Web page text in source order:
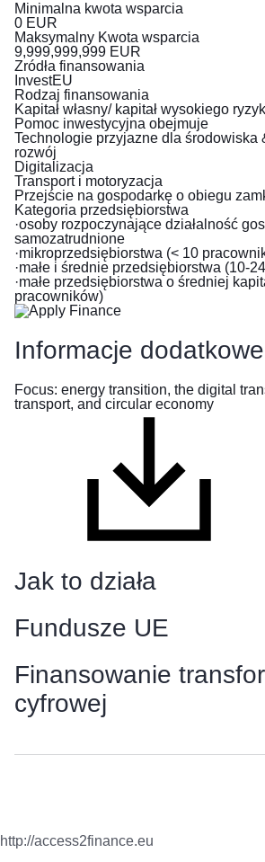
z
Jak
pomóc
Minimalna kwota wsparcia
0 EUR
Maksymalny Kwota wsparcia
9,999,999,999 EUR
Zródła finansowania
InvestEU
Rodzaj finansowania
Kapitał własny/ kapitał wysokiego
Pomoc inwestycyjna obejmuje
Technologie przyjazne dla środowiska
rozwój
Digitalizacja
Transport i motoryzacja
Przejście na gospodarkę o obiegu
Kategoria przedsiębiorstwa
·osoby rozpoczynające działalność
samozatrudnione
·mikroprzedsiębiorstwa (< 10
·małe i średnie przedsiębiorstwa (10-
·małe przedsiębiorstwa o średniej
pracowników)
Informacje dodatkowe
Focus: energy transition, the digital
transport, and circular economy
Jak to działa
Fundusze UE
Finansowanie
cyfrowej
http://access2finance.eu